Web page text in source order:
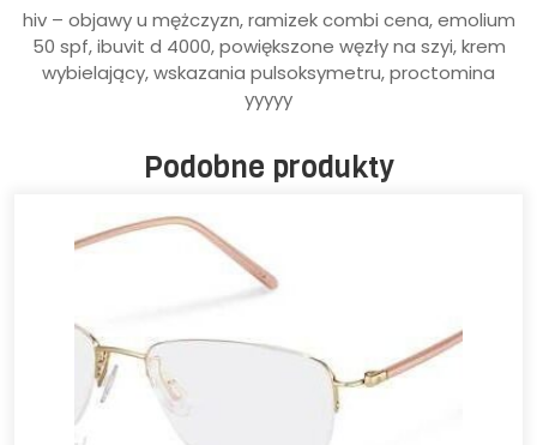
hiv – objawy u mężczyzn, ramizek combi cena, emolium
50 spf, ibuvit d 4000, powiększone węzły na szyi, krem
wybielający, wskazania pulsoksymetru, proctomina
yyyyy
Podobne produkty